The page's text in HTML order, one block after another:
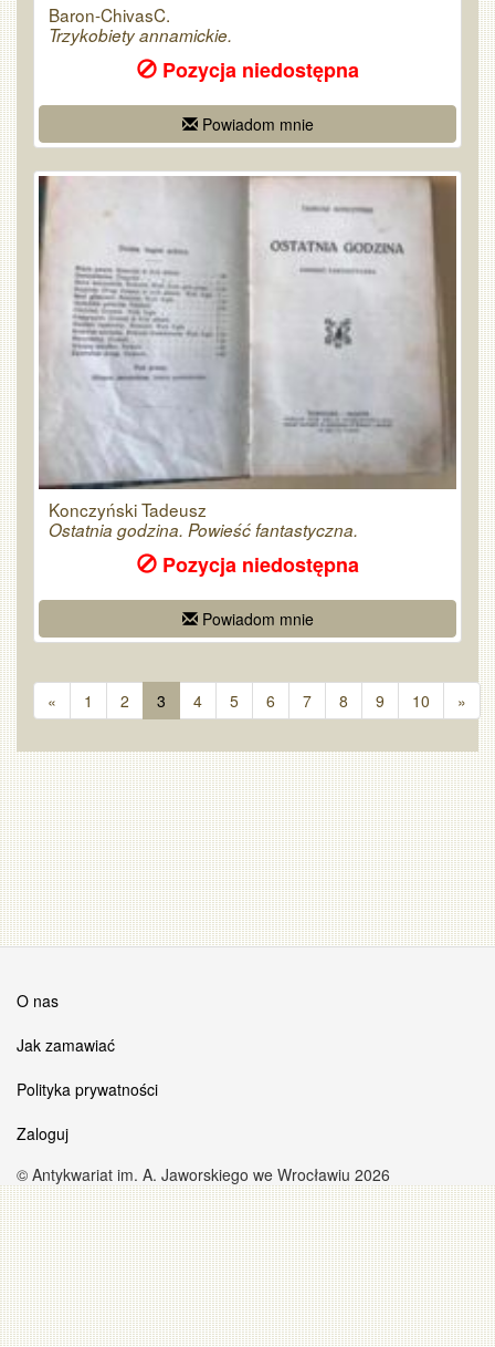
Baron-ChivasC.
Trzykobiety annamickie.
Pozycja niedostępna
Powiadom mnie
Konczyński Tadeusz
Ostatnia godzina. Powieść fantastyczna.
Pozycja niedostępna
Powiadom mnie
« 1 2 3 4 5 6 7 8 9 10 »
O nas
Jak zamawiać
Polityka prywatności
Zaloguj
© Antykwariat im. A. Jaworskiego we Wrocławiu 2026